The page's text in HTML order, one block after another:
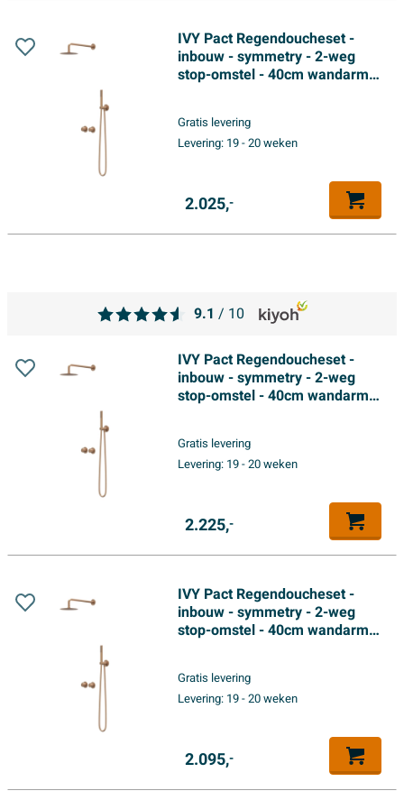
IVY Pact Regendoucheset -
inbouw - symmetry - 2-weg
stop-omstel - 40cm wandarm -
doucheslang - satin spray
handdouche - Geborsteld mat
Gratis levering
Levering: 19 - 20 weken
2.025,-
IVY Pact Regendoucheset -
inbouw - symmetry - 2-weg
stop-omstel - 40cm wandarm -
doucheslang - satin spray
handdouche - Geborsteld mat
Gratis levering
Levering: 19 - 20 weken
2.225,-
IVY Pact Regendoucheset -
inbouw - symmetry - 2-weg
stop-omstel - 40cm wandarm -
doucheslang - 3-standen
handdouche - Geborsteld mat
Gratis levering
Levering: 19 - 20 weken
2.095,-
9.1 / 10